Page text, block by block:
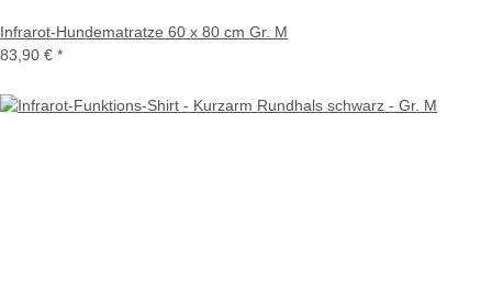
Infrarot-Hundematratze 60 x 80 cm Gr. M
83,90 € *